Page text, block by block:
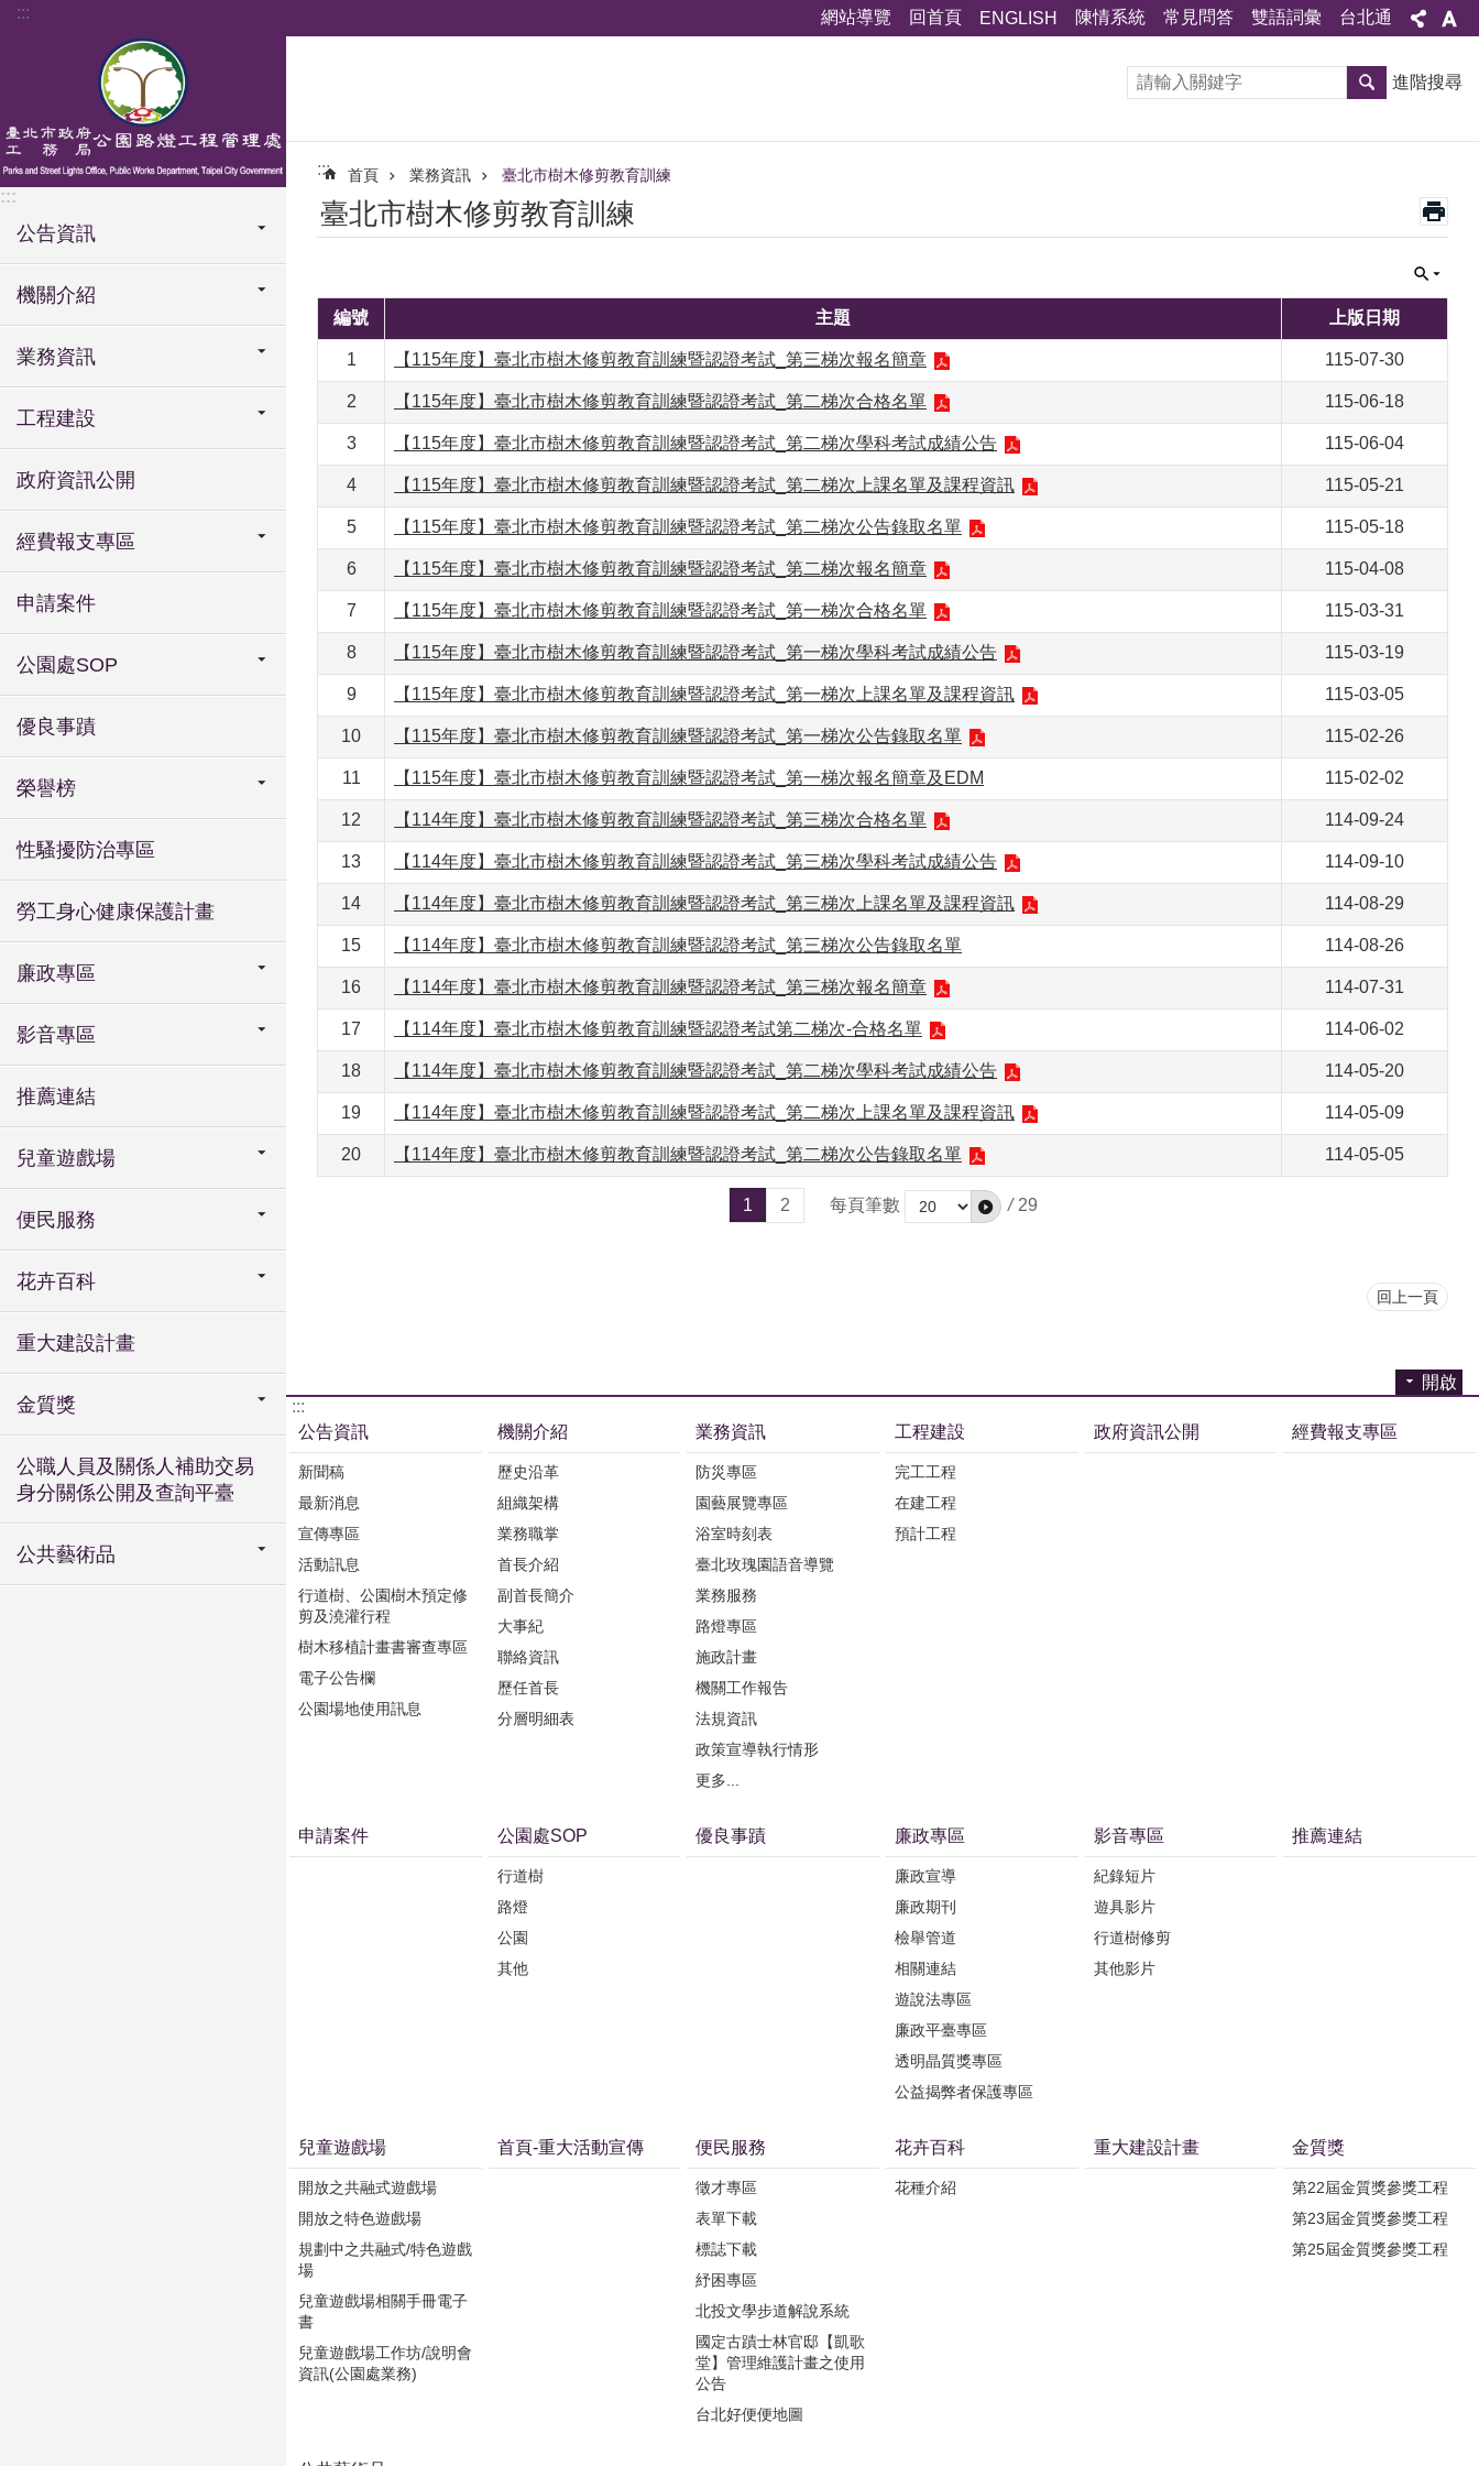
跳到主要內容區塊
::: 網站導覽 回首頁 ENGLISH 陳情系統 常見問答 雙語詞彙 台北通
:::
公告資訊
機關介紹
業務資訊
工程建設
政府資訊公開
經費報支專區
申請案件
公園處SOP
優良事蹟
榮譽榜
性騷擾防治專區
勞工身心健康保護計畫
廉政專區
影音專區
推薦連結
兒童遊戲場
便民服務
花卉百科
重大建設計畫
金質獎
公職人員及關係人補助交易
身分關係公開及查詢平臺
公共藝術品
進階搜尋
::: 首頁 業務資訊 臺北市樹木修剪教育訓練
臺北市樹木修剪教育訓練
編號 主題 上版日期
1 【115年度】臺北市樹木修剪教育訓練暨認證考試_第三梯次報名簡章 115-07-30
2 【115年度】臺北市樹木修剪教育訓練暨認證考試_第二梯次合格名單 115-06-18
3 【115年度】臺北市樹木修剪教育訓練暨認證考試_第二梯次學科考試成績公告 115-06-04
4 【115年度】臺北市樹木修剪教育訓練暨認證考試_第二梯次上課名單及課程資訊 115-05-21
5 【115年度】臺北市樹木修剪教育訓練暨認證考試_第二梯次公告錄取名單 115-05-18
6 【115年度】臺北市樹木修剪教育訓練暨認證考試_第二梯次報名簡章 115-04-08
7 【115年度】臺北市樹木修剪教育訓練暨認證考試_第一梯次合格名單 115-03-31
8 【115年度】臺北市樹木修剪教育訓練暨認證考試_第一梯次學科考試成績公告 115-03-19
9 【115年度】臺北市樹木修剪教育訓練暨認證考試_第一梯次上課名單及課程資訊 115-03-05
10 【115年度】臺北市樹木修剪教育訓練暨認證考試_第一梯次公告錄取名單 115-02-26
11 【115年度】臺北市樹木修剪教育訓練暨認證考試_第一梯次報名簡章及EDM 115-02-02
12 【114年度】臺北市樹木修剪教育訓練暨認證考試_第三梯次合格名單 114-09-24
13 【114年度】臺北市樹木修剪教育訓練暨認證考試_第三梯次學科考試成績公告 114-09-10
14 【114年度】臺北市樹木修剪教育訓練暨認證考試_第三梯次上課名單及課程資訊 114-08-29
15 【114年度】臺北市樹木修剪教育訓練暨認證考試_第三梯次公告錄取名單 114-08-26
16 【114年度】臺北市樹木修剪教育訓練暨認證考試_第三梯次報名簡章 114-07-31
17 【114年度】臺北市樹木修剪教育訓練暨認證考試第二梯次-合格名單 114-06-02
18 【114年度】臺北市樹木修剪教育訓練暨認證考試_第二梯次學科考試成績公告 114-05-20
19 【114年度】臺北市樹木修剪教育訓練暨認證考試_第二梯次上課名單及課程資訊 114-05-09
20 【114年度】臺北市樹木修剪教育訓練暨認證考試_第二梯次公告錄取名單 114-05-05
1 2 每頁筆數 / 29
回上一頁
開啟
:::
公告資訊
新聞稿
最新消息
宣傳專區
活動訊息
行道樹、公園樹木預定修
剪及澆灌行程
樹木移植計畫書審查專區
電子公告欄
公園場地使用訊息
機關介紹
歷史沿革
組織架構
業務職掌
首長介紹
副首長簡介
大事紀
聯絡資訊
歷任首長
分層明細表
業務資訊
防災專區
園藝展覽專區
浴室時刻表
臺北玫瑰園語音導覽
業務服務
路燈專區
施政計畫
機關工作報告
法規資訊
政策宣導執行情形
更多...
工程建設
完工工程
在建工程
預計工程
政府資訊公開 經費報支專區
申請案件 公園處SOP
行道樹
路燈
公園
其他
優良事蹟 廉政專區
廉政宣導
廉政期刊
檢舉管道
相關連結
遊說法專區
廉政平臺專區
透明晶質獎專區
公益揭弊者保護專區
影音專區
紀錄短片
遊具影片
行道樹修剪
其他影片
推薦連結
兒童遊戲場
開放之共融式遊戲場
開放之特色遊戲場
規劃中之共融式/特色遊戲
場
兒童遊戲場相關手冊電子
書
兒童遊戲場工作坊/說明會
資訊(公園處業務)
首頁-重大活動宣傳 便民服務
徵才專區
表單下載
標誌下載
紓困專區
北投文學步道解說系統
國定古蹟士林官邸【凱歌
堂】管理維護計畫之使用
公告
台北好便便地圖
花卉百科
花種介紹
重大建設計畫 金質獎
第22屆金質獎參獎工程
第23屆金質獎參獎工程
第25屆金質獎參獎工程